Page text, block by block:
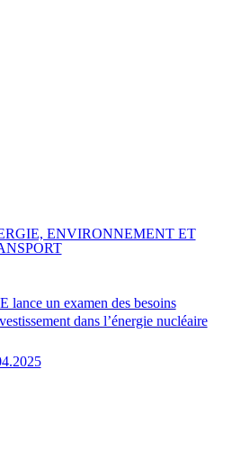
lance un examen des besoins
dans l’énergie nucléaire
ENVIRONNEMENT ET